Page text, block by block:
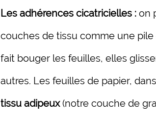
Les adhérences cicatricielles : on
couches de tissu comme une pile
fait bouger les feuilles, elles
autres. Les feuilles de papier,
tissu adipeux(notre couche de